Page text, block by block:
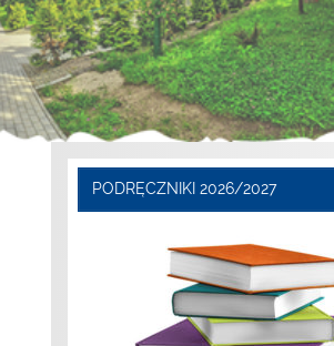
PODRĘCZNIKI 2026/2027